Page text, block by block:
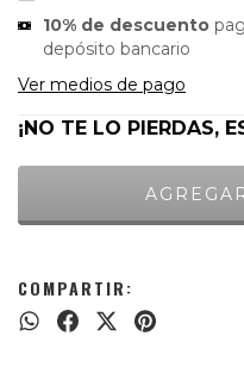
10% de descuento
depósito bancario
Ver medios de pago
¡NO TE LO PIERDAS,
COMPARTIR: